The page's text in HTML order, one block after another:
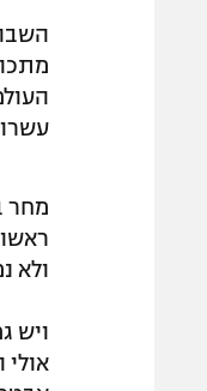
מחר
ולא
ויש